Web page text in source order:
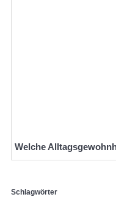
Welche
Schlagwörter